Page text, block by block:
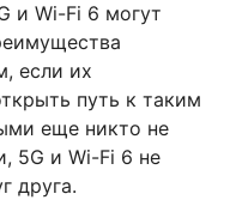
и Wi-Fi 6 могут
если их
путь к таким
еще никто не
5G и Wi-Fi 6 не
друга.